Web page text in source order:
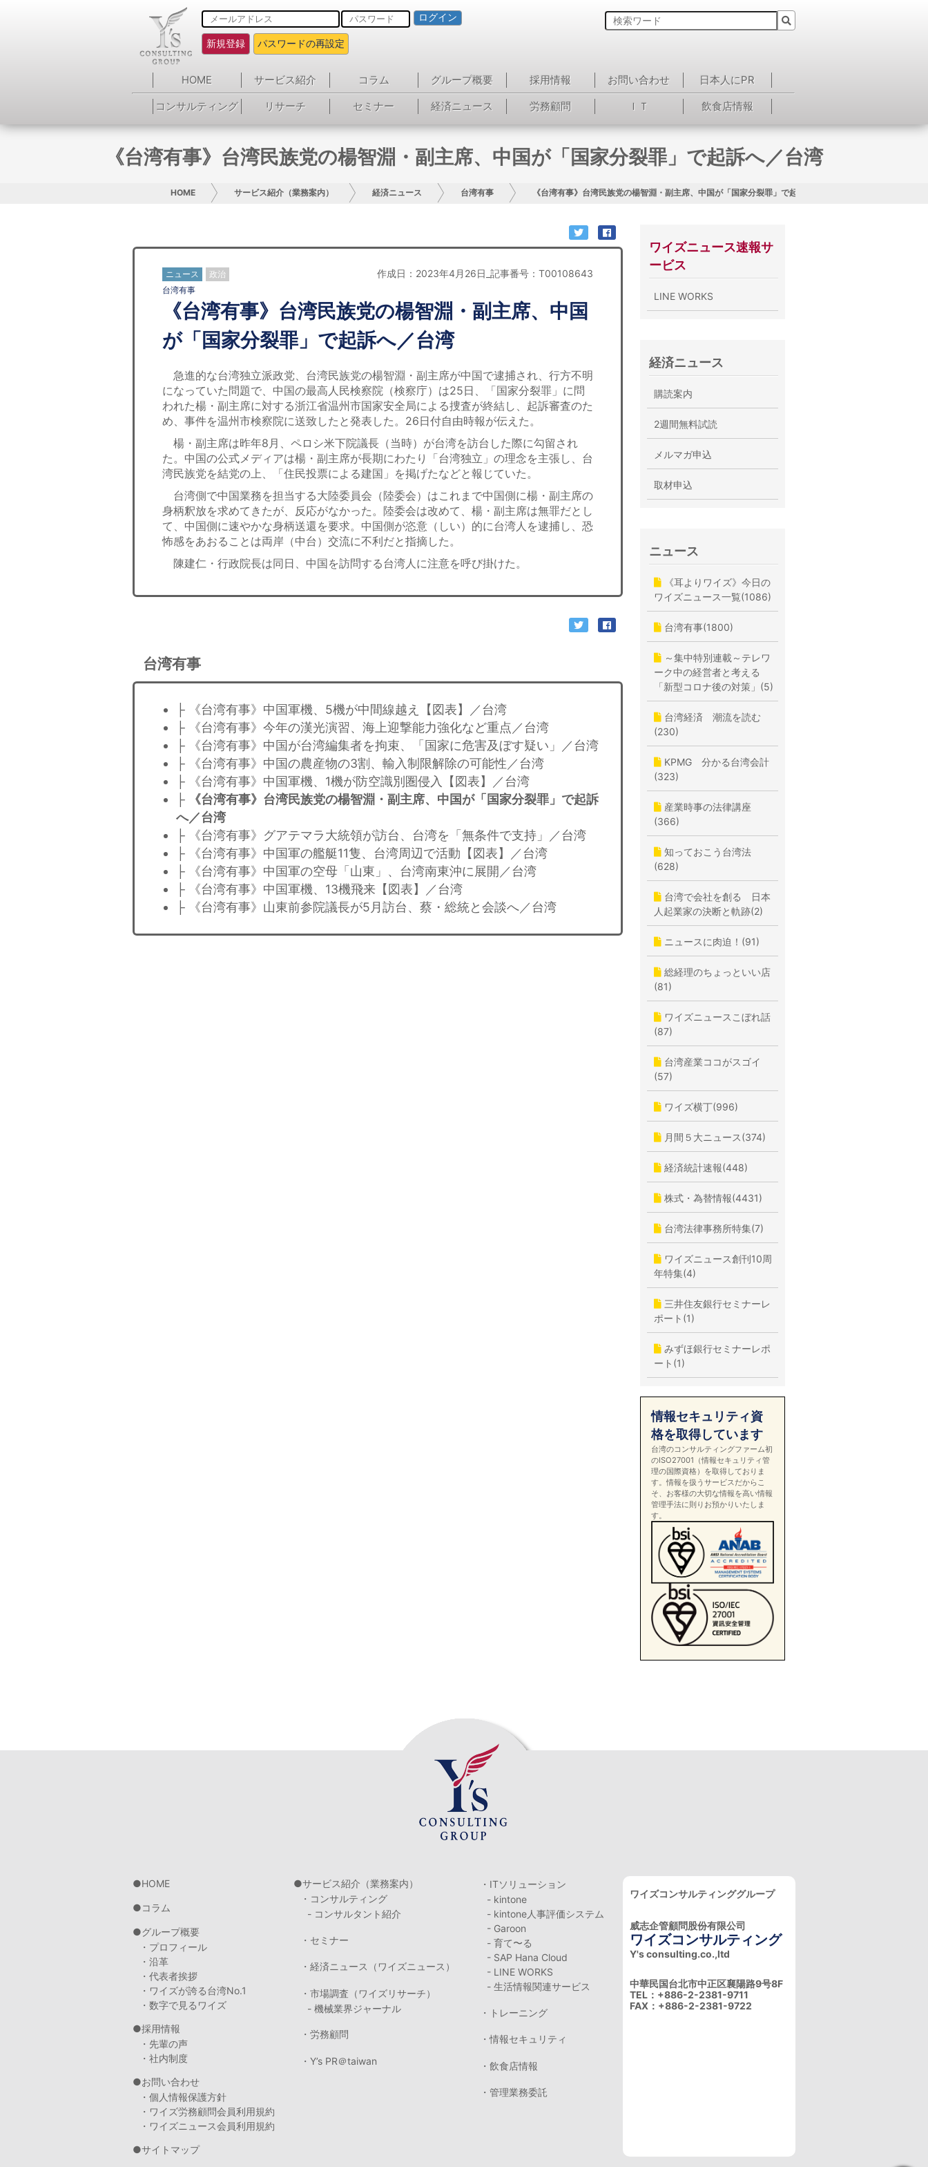
ログイン
新規登録 パスワードの再設定
HOME サービス紹介 コラム グループ概要 採用情報 お問い合わせ
日本人にPR
コンサルティング
リサーチ セミナー 経済ニュース 労務顧問 ＩＴ 飲食店情報
《台湾有事》台湾民族党の楊智淵・副主席、中国が「国家分裂罪」で起訴へ／台湾
HOME サービス紹介（業務案内） 経済ニュース 台湾有事 《台湾有事》台湾民族党の楊智淵・副主席、中国が「国家分裂罪」で起訴へ／台湾
ニュース 政治 作成日：2023年4月26日_記事番号：T00108643
台湾有事
《台湾有事》台湾民族党の楊智淵・副主席、中国
が「国家分裂罪」で起訴へ／台湾
急進的な台湾独立派政党、台湾民族党の楊智淵・副主席が中国で逮捕され、行方不明
になっていた問題で、中国の最高人民検察院（検察庁）は25日、「国家分裂罪」に問
われた楊・副主席に対する浙江省温州市国家安全局による捜査が終結し、起訴審査のた
め、事件を温州市検察院に送致したと発表した。26日付自由時報が伝えた。
楊・副主席は昨年8月、ペロシ米下院議長（当時）が台湾を訪台した際に勾留され
た。中国の公式メディアは楊・副主席が長期にわたり「台湾独立」の理念を主張し、台
湾民族党を結党の上、「住民投票による建国」を掲げたなどと報じていた。
台湾側で中国業務を担当する大陸委員会（陸委会）はこれまで中国側に楊・副主席の
身柄釈放を求めてきたが、反応がなかった。陸委会は改めて、楊・副主席は無罪だとし
て、中国側に速やかな身柄送還を要求。中国側が恣意（しい）的に台湾人を逮捕し、恐
怖感をあおることは両岸（中台）交流に不利だと指摘した。
陳建仁・行政院長は同日、中国を訪問する台湾人に注意を呼び掛けた。
台湾有事
├ 《台湾有事》中国軍機、5機が中間線越え【図表】／台湾
├ 《台湾有事》今年の漢光演習、海上迎撃能力強化など重点／台湾
├ 《台湾有事》中国が台湾編集者を拘束、「国家に危害及ぼす疑い」／台湾
├ 《台湾有事》中国の農産物の3割、輸入制限解除の可能性／台湾
├ 《台湾有事》中国軍機、1機が防空識別圏侵入【図表】／台湾
├
《台湾有事》台湾民族党の楊智淵・副主席、中国が「国家分裂罪」で起訴
へ／台湾
├ 《台湾有事》グアテマラ大統領が訪台、台湾を「無条件で支持」／台湾
├ 《台湾有事》中国軍の艦艇11隻、台湾周辺で活動【図表】／台湾
├ 《台湾有事》中国軍の空母「山東」、台湾南東沖に展開／台湾
├ 《台湾有事》中国軍機、13機飛来【図表】／台湾
├ 《台湾有事》山東前参院議長が5月訪台、蔡・総統と会談へ／台湾
ワイズニュース速報サ
ービス
LINE WORKS
経済ニュース
購読案内
2週間無料試読
メルマガ申込
取材申込
ニュース
《耳よりワイズ》今日の
ワイズニュース一覧(1086)
台湾有事(1800)
～集中特別連載～テレワ
ーク中の経営者と考える
「新型コロナ後の対策」(5)
台湾経済 潮流を読む
(230)
KPMG 分かる台湾会計
(323)
産業時事の法律講座
(366)
知っておこう台湾法
(628)
台湾で会社を創る 日本
人起業家の決断と軌跡(2)
ニュースに肉迫！(91)
総経理のちょっといい店
(81)
ワイズニュースこぼれ話
(87)
台湾産業ココがスゴイ
(57)
ワイズ横丁(996)
月間５大ニュース(374)
経済統計速報(448)
株式・為替情報(4431)
台湾法律事務所特集(7)
ワイズニュース創刊10周
年特集(4)
三井住友銀行セミナーレ
ポート(1)
みずほ銀行セミナーレポ
ート(1)
情報セキュリティ資
格を取得しています
台湾のコンサルティングファーム初
のISO27001（情報セキュリティ管
理の国際資格）を取得しておりま
す。情報を扱うサービスだからこ
そ、お客様の大切な情報を高い情報
管理手法に則りお預かりいたしま
す。
HOME
コラム
グループ概要
・プロフィール
・沿革
・代表者挨拶
・ワイズが誇る台湾No.1
・数字で見るワイズ
採用情報
・先輩の声
・社内制度
お問い合わせ
・個人情報保護方針
・ワイズ労務顧問会員利用規約
・ワイズニュース会員利用規約
サイトマップ
サービス紹介（業務案内）
・コンサルティング
- コンサルタント紹介
・セミナー
・経済ニュース（ワイズニュース）
・市場調査（ワイズリサーチ）
- 機械業界ジャーナル
・労務顧問
・Y’s PR＠taiwan
・ITソリューション
- kintone
- kintone人事評価システム
- Garoon
- 育て〜る
- SAP Hana Cloud
- LINE WORKS
- 生活情報関連サービス
・トレーニング
・情報セキュリティ
・飲食店情報
・管理業務委託
ワイズコンサルティンググループ
威志企管顧問股份有限公司
ワイズコンサルティング
Y's consulting.co.,ltd
中華民国台北市中正区襄陽路9号8F
TEL：+886-2-2381-9711
FAX：+886-2-2381-9722